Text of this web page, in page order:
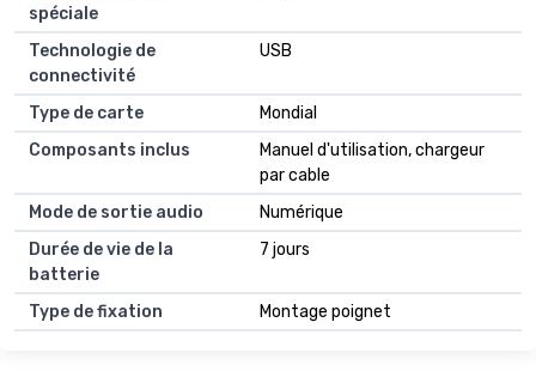
spéciale
Technologie de
connectivité
USB
Type de carte
Mondial
Composants inclus
Manuel d'utilisation, chargeur
par cable
Mode de sortie audio
Numérique
Durée de vie de la
batterie
7 jours
Type de fixation Montage poignet